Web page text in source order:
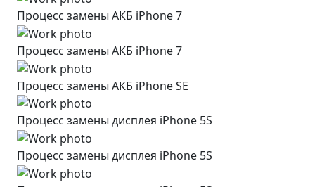
Процесс замены АКБ iPhone 7
Процесс замены АКБ iPhone 7
Процесс замены АКБ iPhone SE
Процесс замены дисплея iPhone 5S
Процесс замены дисплея iPhone 5S